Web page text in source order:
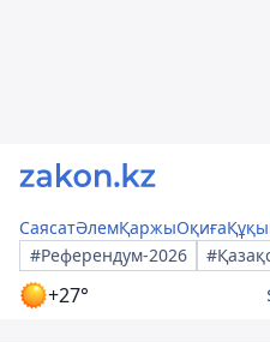
СаясатӘлемҚаржыОқиға
#Референдум-2026
+27°